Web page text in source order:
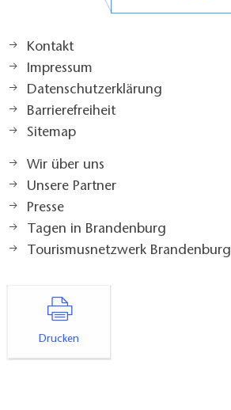
Kontakt
Impressum
Datenschutzerklärung
Barrierefreiheit
Sitemap
Wir über uns
Unsere Partner
Presse
Tagen in Brandenburg
Tourismusnetzwerk Brandenburg
Drucken